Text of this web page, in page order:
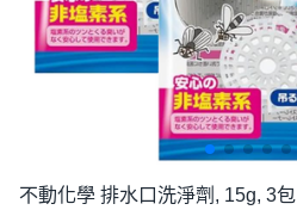
不動化學 排水口洗淨劑, 15g, 3包